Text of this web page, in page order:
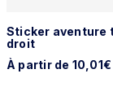
Sticker aventure
droit
À partir de 10,01€